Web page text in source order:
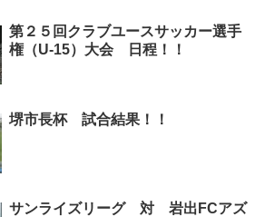
第２５回クラブユースサッカー選手
権（U-15）大会 日程！！
堺市長杯 試合結果！！
サンライズリーグ 対 岩出FCアズ